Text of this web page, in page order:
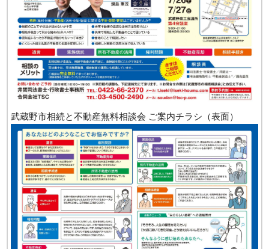
武蔵野市相続と不動産無料相談会 ご案内チラシ（表面）